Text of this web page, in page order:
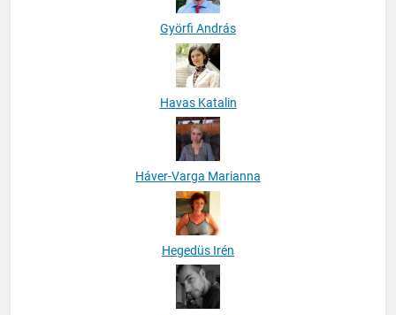
Györfi András
Havas Katalin
Háver-Varga Marianna
Hegedüs Irén